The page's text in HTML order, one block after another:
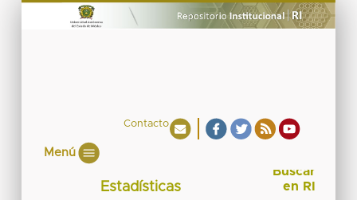
Contacto
Menú
Estadísticas
Buscar
en RI